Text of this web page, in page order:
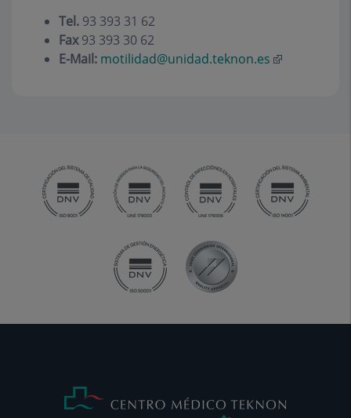
Tel. 93 393 31 62
Fax93 393 30 62
E-Mail: motilidad@unidad.teknon.es